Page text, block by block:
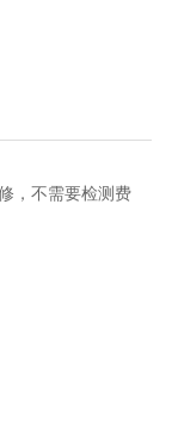
，不需要检测费